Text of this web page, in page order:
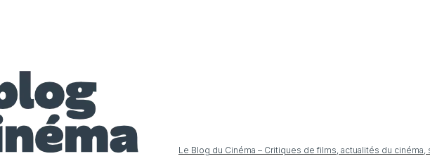
Le Blog du Cinéma – Critiques de films, actualités du